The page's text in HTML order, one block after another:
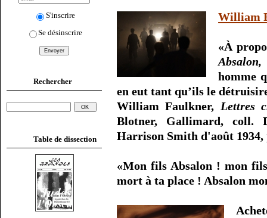
S'inscrire
Se désinscrire
Rechercher
Table de dissection
William
«À
homme
en eut tant qu’ils le
William Faulkner, Lettres
Blotner, Gallimard, coll.
Harrison Smith d'août 1934,
«Mon fils Absalon ! mon
mort à ta place ! Absalon